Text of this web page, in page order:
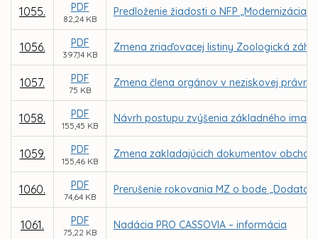
1055. PDF
82,24 KB
Predloženie žiadosti o NFP
1056. PDF
397,14 KB
Zmena zriaďovacej listiny Zoologická
1057. PDF
75 KB
Zmena člena orgánov v neziskovej
1058. PDF
155,45 KB
Návrh postupu zvýšenia základného
1059. PDF
155,46 KB
Zmena zakladajúcich dokumentov
1060. PDF
74,64 KB
Prerušenie rokovania MZ o bode
1061. PDF
75,22 KB
Nadácia PRO CASSOVIA – informácia